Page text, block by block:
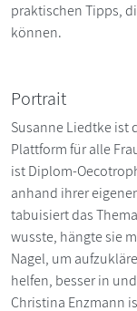
praktischen Tipps,
können.
Portrait
Susanne Liedtke ist
Plattform für alle
ist Diplom-
anhand ihrer
tabuisiert das
wusste, hängte sie
Nagel, um
helfen, besser in
Christina Enzmann